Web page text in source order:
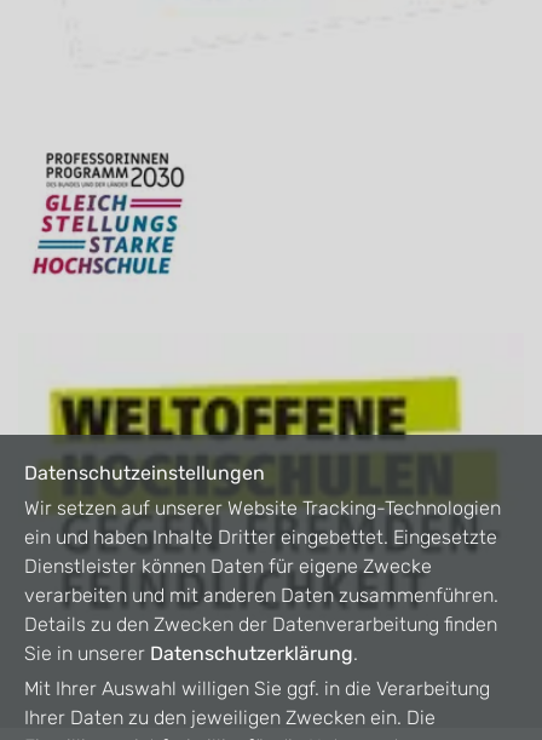
Datenschutzeinstellungen
Wir setzen auf unserer Website Tracking-Technologien
ein und haben Inhalte Dritter eingebettet. Eingesetzte
Dienstleister können Daten für eigene Zwecke
verarbeiten und mit anderen Daten zusammenführen.
Details zu den Zwecken der Datenverarbeitung finden
Sie in unserer Datenschutzerklärung.
Mit Ihrer Auswahl willigen Sie ggf. in die Verarbeitung
Ihrer Daten zu den jeweiligen Zwecken ein. Die